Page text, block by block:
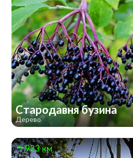
Стародавня бузина
Дерево
923 км